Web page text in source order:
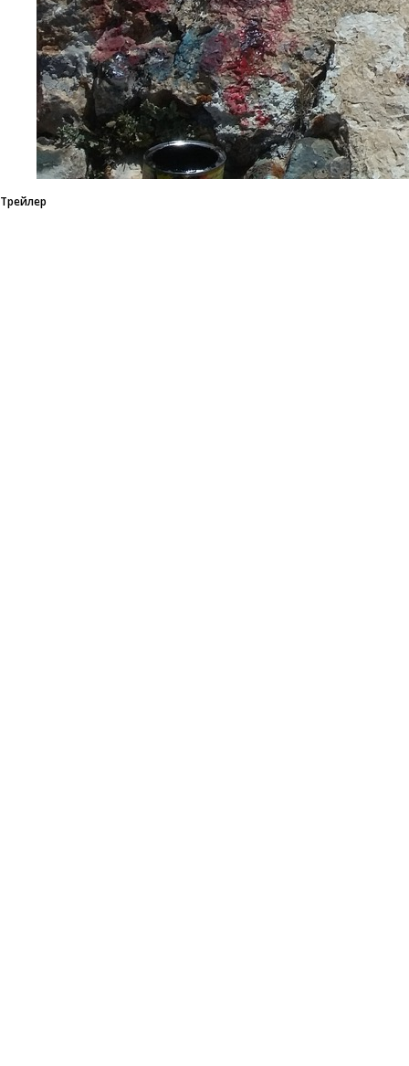
Трейлер